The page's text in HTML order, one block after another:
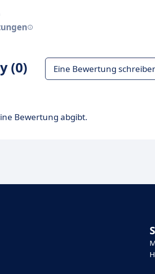
(0) Eine Bewertung
Bewertung abgibt.